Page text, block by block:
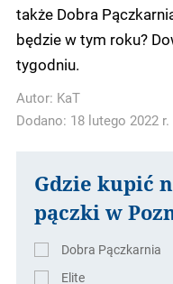
także Dobra
będzie w tym roku?
tygodniu.
Autor: KaT
Dodano: 18 lutego 2022
Gdzie kupić
pączki w
Dobra Pączkarnia
Elite